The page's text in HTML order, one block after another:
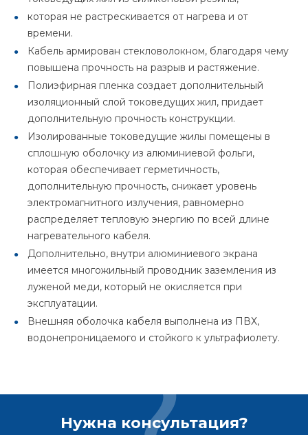
которая не растрескивается от нагрева и от
времени.
Кабель армирован стекловолокном, благодаря чему
повышена прочность на разрыв и растяжение.
Полиэфирная пленка создает дополнительный
изоляционный слой токоведущих жил, придает
дополнительную прочность конструкции.
Изолированные токоведущие жилы помещены в
сплошную оболочку из алюминиевой фольги,
которая обеспечивает герметичность,
дополнительную прочность, снижает уровень
электромагнитного излучения, равномерно
распределяет тепловую энергию по всей длине
нагревательного кабеля.
Дополнительно, внутри алюминиевого экрана
имеется многожильный проводник заземления из
луженой меди, который не окисляется при
эксплуатации.
Внешняя оболочка кабеля выполнена из ПВХ,
водонепроницаемого и стойкого к ультрафиолету.
Нужна консультация?